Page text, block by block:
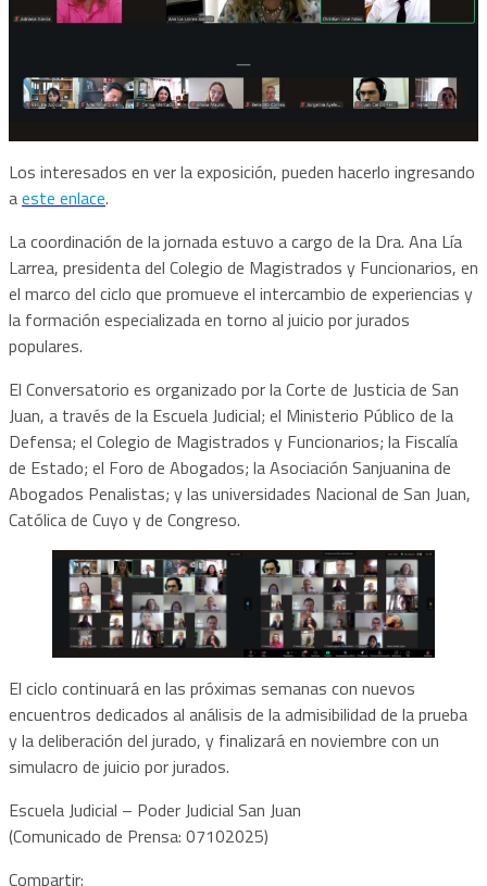
Los interesados en ver la exposición, pueden hacerlo ingresando
aeste enlace.
La coordinación de la jornada estuvo a cargo de la Dra. Ana Lía
Larrea, presidenta del Colegio de Magistrados y Funcionarios, en
el marco del ciclo que promueve el intercambio de experiencias y
la formación especializada en torno al juicio por jurados
populares.
El Conversatorio es organizado por la Corte de Justicia de San
Juan, a través de la Escuela Judicial; el Ministerio Público de la
Defensa; el Colegio de Magistrados y Funcionarios; la Fiscalía
de Estado; el Foro de Abogados; la Asociación Sanjuanina de
Abogados Penalistas; y las universidades Nacional de San Juan,
Católica de Cuyo y de Congreso.
El ciclo continuará en las próximas semanas con nuevos
encuentros dedicados al análisis de la admisibilidad de la prueba
y la deliberación del jurado, y finalizará en noviembre con un
simulacro de juicio por jurados.
Escuela Judicial – Poder Judicial San Juan
(Comunicado de Prensa: 07102025)
Compartir: